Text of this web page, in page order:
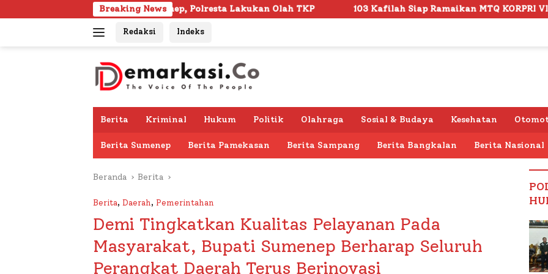
ke
Breaking News
Sumenep, Polresta Lakukan Olah TKP 103 Kafilah Siap Ramaikan MTQ KORPRI VIII Nasional di Sulsel,
Redaksi Indeks
Berita Kriminal Hukum Politik Olahraga Sosial & Budaya Kesehatan
Berita Sumenep Berita Pamekasan Berita Sampang Berita Bangkalan Berita Nasional
Beranda Berita
Berita, Daerah, Pemerintahan
Demi Tingkatkan Kualitas Pelayanan Pada
Masyarakat, Bupati Sumenep Berharap Seluruh
Perangkat Daerah Terus Berinovasi